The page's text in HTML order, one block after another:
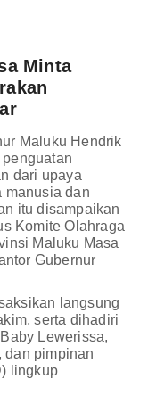
Minta
Maluku Hendrik
dari upaya
manusia dan
itu disampaikan
Komite Olahraga
Maluku Masa
Gubernur
langsung
serta dihadiri
Lewerissa,
dan pimpinan
lingkup